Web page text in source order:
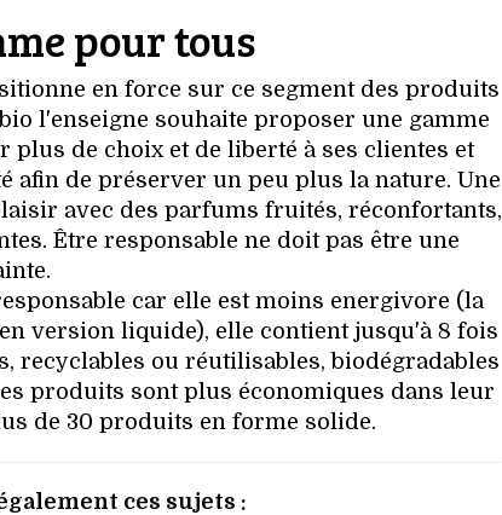
pour tous
en force sur ce segment des produits
l'enseigne souhaite proposer une gamme
de choix et de liberté à ses clientes et
afin de préserver un peu plus la nature. Une
avec des parfums fruités, réconfortants,
Être responsable ne doit pas être une
car elle est moins energivore (la
version liquide), elle contient jusqu'à 8 fois
recyclables ou réutilisables, biodégradables
produits sont plus économiques dans leur
de 30 produits en forme solide.
ces sujets :